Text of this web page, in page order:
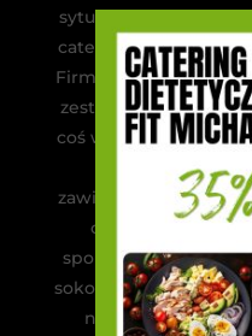
sytuacji zdrowotnej, a
catering, możesz
Firmy dostarczające
zestaw dań, że każdy
coś w swoim guście.
dietę paleo, bez
zawierającą albo
oczywiście też
sportowców,
sokowe. Jest to
nowej kuchni i